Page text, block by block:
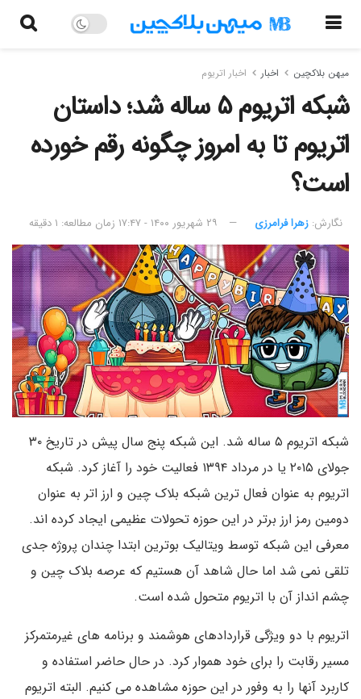
میهن بلاکچین اخبار اخبار اتریوم
شبکه اتریوم ۵ ساله شد؛ داستان
اتریوم تا به امروز چگونه رقم خورده
است؟
نگارش:‌ زهرا فرامرزی ۲۹ شهریور ۱۴۰۰ - ۱۷:۴۷ زمان مطالعه: ۱ دقیقه
شبکه اتریوم ۵ ساله شد. این شبکه پنج سال پیش در تاریخ ۳۰
جولای ۲۰۱۵ یا در مرداد ۱۳۹۴ فعالیت خود را آغاز کرد. شبکه
اتریوم به عنوان فعال ترین شبکه بلاک چین و ارز اتر به عنوان
دومین رمز ارز برتر در این حوزه تحولات عظیمی ایجاد کرده اند.
معرفی این شبکه توسط ویتالیک بوترین ابتدا چندان پروژه جدی
تلقی نمی شد اما حال شاهد آن هستیم که عرصه بلاک چین و
چشم انداز آن با اتریوم متحول شده است.
اتریوم با دو ویژگی قراردادهای هوشمند و برنامه های غیرمتمرکز
مسیر رقابت را برای خود هموار کرد. در حال حاضر استفاده و
کاربرد آنها را به وفور در این حوزه مشاهده می کنیم. البته اتریوم